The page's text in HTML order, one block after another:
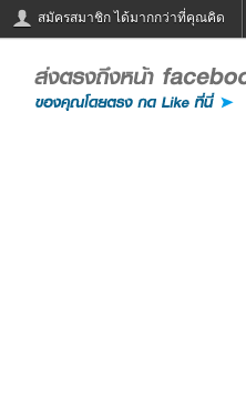
สมัครสมาชิก ได้มากกว่าที่คุณคิด
ฟังวิทยุออนไลน์
Email